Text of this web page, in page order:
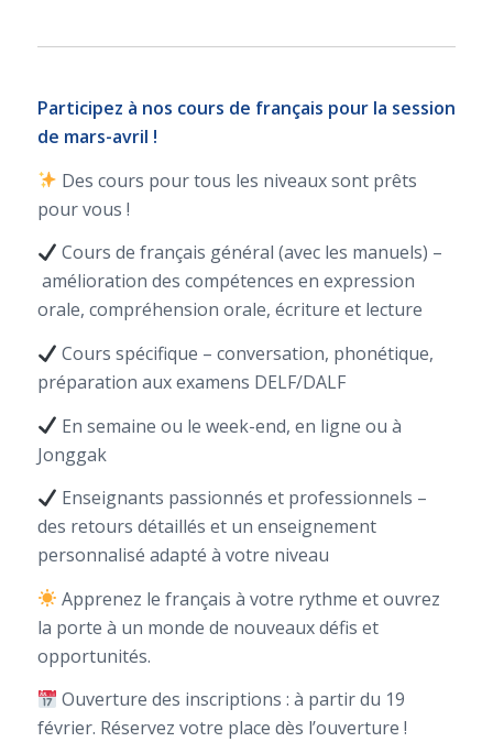
Participez à nos cours de français pour la session
de mars-avril !
Des cours pour tous les niveaux sont prêts
pour vous !
Cours de français général (avec les manuels) –
amélioration des compétences en expression
orale, compréhension orale, écriture et lecture
Cours spécifique – conversation, phonétique,
préparation aux examens DELF/DALF
En semaine ou le week-end, en ligne ou à
Jonggak
Enseignants passionnés et professionnels –
des retours détaillés et un enseignement
personnalisé adapté à votre niveau
Apprenez le français à votre rythme et ouvrez
la porte à un monde de nouveaux défis et
opportunités.
Ouverture des inscriptions : à partir du 19
février. Réservez votre place dès l’ouverture !